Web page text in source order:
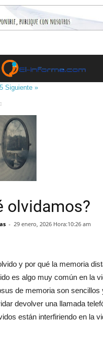
5 Siguiente »
olvidamos?
- 29 enero, 2026 Hora:10:26 am
y por qué la memoria
es algo muy común en la
de memoria son sencillos
devolver una llamada
están interfiriendo en la